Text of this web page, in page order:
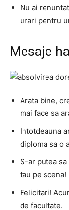
Nu ai
urari pentru
Mesaje
Arata bine,
mai face sa
Intotdeauna
diploma sa o
S-ar putea
tau pe scena!
Felicitari!
de facultate.